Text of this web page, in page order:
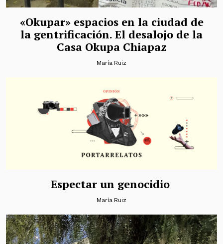
«Okupar» espacios en la ciudad de
la gentrificación. El desalojo de la
Casa Okupa Chiapaz
María Ruiz
Espectar un genocidio
María Ruiz